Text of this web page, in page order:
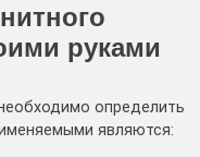
руками
определить
являются: